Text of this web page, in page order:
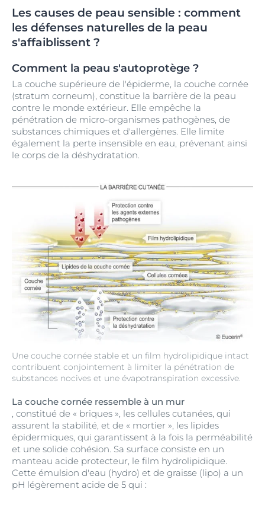
Les causes de peau sensible : comment
les défenses naturelles de la peau
s'affaiblissent ?
Comment la peau s'autoprotège ?
La couche supérieure de l'épiderme, la couche cornée
(stratum corneum), constitue la barrière de la peau
contre le monde extérieur. Elle empêche la
pénétration de micro-organismes pathogènes, de
substances chimiques et d'allergènes. Elle limite
également la perte insensible en eau, prévenant ainsi
le corps de la déshydratation.
Une couche cornée stable et un film hydrolipidique intact
contribuent conjointement à limiter la pénétration de
substances nocives et une évapotranspiration excessive.
La couche cornée ressemble à un mur
, constitué de « briques », les cellules cutanées, qui
assurent la stabilité, et de « mortier », les lipides
épidermiques, qui garantissent à la fois la perméabilité
et une solide cohésion. Sa surface consiste en un
manteau acide protecteur, le film hydrolipidique.
Cette émulsion d'eau (hydro) et de graisse (lipo) a un
pH légèrement acide de 5 qui :